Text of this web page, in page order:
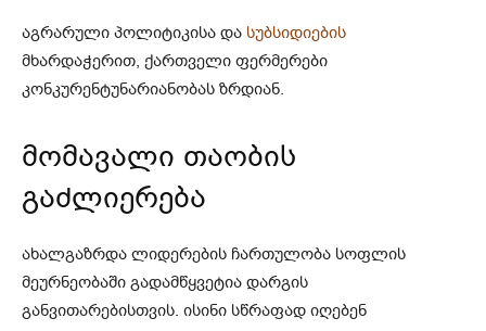
აგრარული პოლიტიკისა და სუბსიდიების
მხარდაჭერით, ქართველი ფერმერები
კონკურენტუნარიანობას ზრდიან.
მომავალი თაობის
გაძლიერება
ახალგაზრდა ლიდერების ჩართულობა სოფლის
მეურნეობაში გადამწყვეტია დარგის
განვითარებისთვის. ისინი სწრაფად იღებენ